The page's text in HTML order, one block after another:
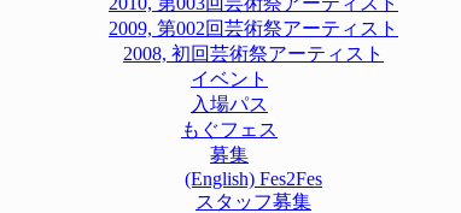
2009, 第002回芸術祭アーティスト
2008, 初回芸術祭アーティスト
イベント
入場パス
もぐフェス
募集
(English) Fes2Fes
スタッフ募集